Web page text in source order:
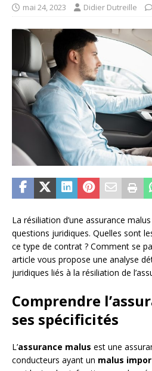
mai 24, 2023 Didier Dutreille
La résiliation d’une assurance
questions juridiques. Quelles sont
ce type de contrat ? Comment se
article vous propose une analyse
juridiques liés à la résiliation de
Comprendre
ses spécificités
L’assurance malus est une
conducteurs ayant un malus